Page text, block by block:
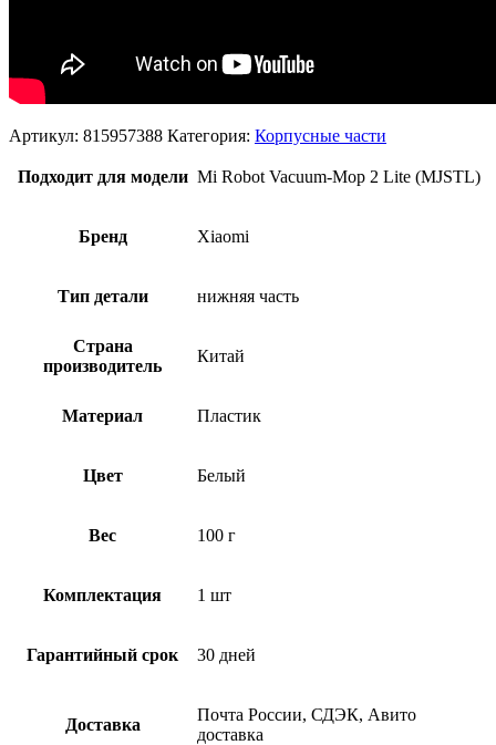
Артикул: 815957388 Категория: Корпусные части
Подходит для модели Mi Robot Vacuum-Mop 2 Lite (MJSTL)
Бренд Xiaomi
Тип детали нижняя часть
Страна
производитель
Китай
Материал Пластик
Цвет Белый
Вес 100 г
Комплектация 1 шт
Гарантийный срок 30 дней
Доставка
Почта России, СДЭК, Авито
доставка